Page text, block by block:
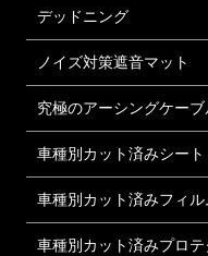
デッドニング
ノイズ対策遮音マット
究極のアーシングケーブ
車種別カット済みシート
車種別カット済みフィル
車種別カット済みプロ